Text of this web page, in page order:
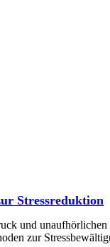
Stressreduktion
und
zur